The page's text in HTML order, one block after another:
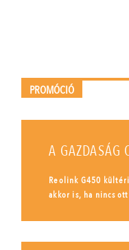
PROMÓCIÓ
A GAZDASÁG
Reolink G450
akkor is, ha nincs ott